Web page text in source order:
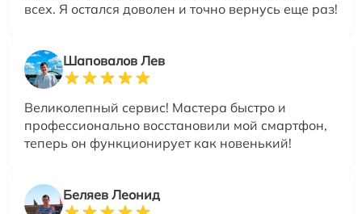
всех. Я остался доволен и точно вернусь еще раз!
Шаповалов Лев
Великолепный сервис! Мастера быстро и
профессионально восстановили мой смартфон,
теперь он функционирует как новенький!
Беляев Леонид